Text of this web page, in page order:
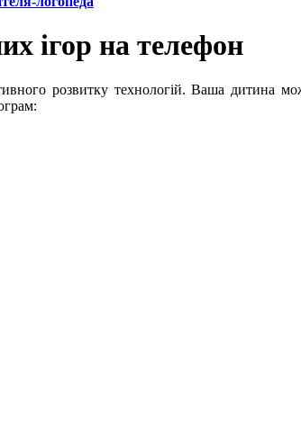
ігор на телефон
розвитку технологій. Ваша дитина